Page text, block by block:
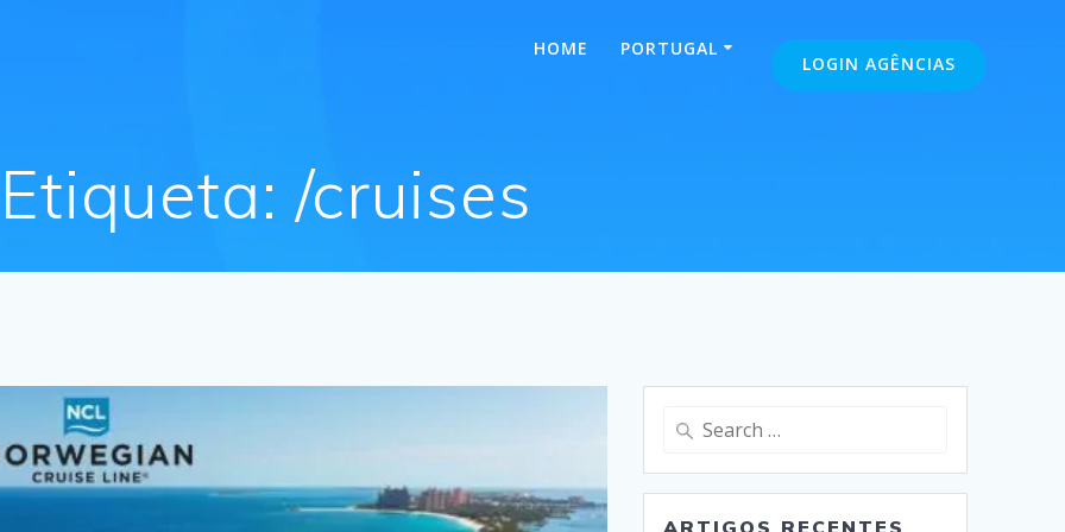
HOME PORTUGAL
LOGIN AGÊNCIAS
Etiqueta:/cruises
Search
ARTIGOS RECENTES